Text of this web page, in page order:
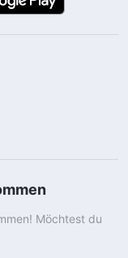
Möchtest du